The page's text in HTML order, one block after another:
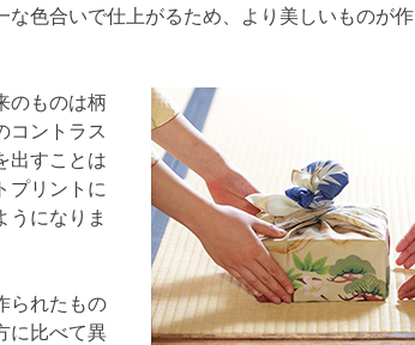
な色合いで仕上がるため、より美しいものが作
のものは柄
コントラス
出すことは
プリントに
うになりま
られたもの
に比べて異